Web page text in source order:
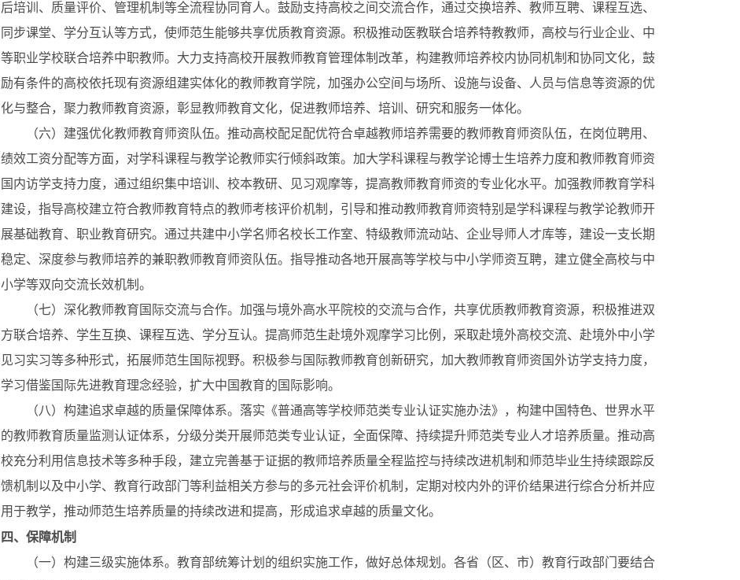
后培训、质量评价、管理机制等全流程协同育人。鼓励支持高校之间交流合作，通过交换培养、教师互聘、课程互选、
同步课堂、学分互认等方式，使师范生能够共享优质教育资源。积极推动医教联合培养特教教师，高校与行业企业、中
等职业学校联合培养中职教师。大力支持高校开展教师教育管理体制改革，构建教师培养校内协同机制和协同文化，鼓
励有条件的高校依托现有资源组建实体化的教师教育学院，加强办公空间与场所、设施与设备、人员与信息等资源的优
化与整合，聚力教师教育资源，彰显教师教育文化，促进教师培养、培训、研究和服务一体化。
（六）建强优化教师教育师资队伍。推动高校配足配优符合卓越教师培养需要的教师教育师资队伍，在岗位聘用、
绩效工资分配等方面，对学科课程与教学论教师实行倾斜政策。加大学科课程与教学论博士生培养力度和教师教育师资
国内访学支持力度，通过组织集中培训、校本教研、见习观摩等，提高教师教育师资的专业化水平。加强教师教育学科
建设，指导高校建立符合教师教育特点的教师考核评价机制，引导和推动教师教育师资特别是学科课程与教学论教师开
展基础教育、职业教育研究。通过共建中小学名师名校长工作室、特级教师流动站、企业导师人才库等，建设一支长期
稳定、深度参与教师培养的兼职教师教育师资队伍。指导推动各地开展高等学校与中小学师资互聘，建立健全高校与中
小学等双向交流长效机制。
（七）深化教师教育国际交流与合作。加强与境外高水平院校的交流与合作，共享优质教师教育资源，积极推进双
方联合培养、学生互换、课程互选、学分互认。提高师范生赴境外观摩学习比例，采取赴境外高校交流、赴境外中小学
见习实习等多种形式，拓展师范生国际视野。积极参与国际教师教育创新研究，加大教师教育师资国外访学支持力度，
学习借鉴国际先进教育理念经验，扩大中国教育的国际影响。
（八）构建追求卓越的质量保障体系。落实《普通高等学校师范类专业认证实施办法》，构建中国特色、世界水平
的教师教育质量监测认证体系，分级分类开展师范类专业认证，全面保障、持续提升师范类专业人才培养质量。推动高
校充分利用信息技术等多种手段，建立完善基于证据的教师培养质量全程监控与持续改进机制和师范毕业生持续跟踪反
馈机制以及中小学、教育行政部门等利益相关方参与的多元社会评价机制，定期对校内外的评价结果进行综合分析并应
用于教学，推动师范生培养质量的持续改进和提高，形成追求卓越的质量文化。
四、保障机制
（一）构建三级实施体系。教育部统筹计划的组织实施工作，做好总体规划。各省（区、市）教育行政部门要结合